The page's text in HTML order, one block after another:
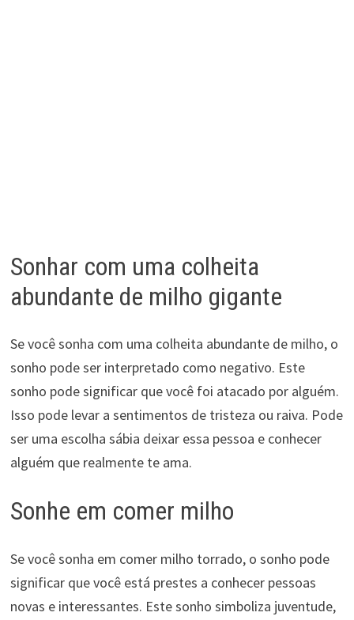
Sonhar com uma colheita
abundante de milho gigante
Se você sonha com uma colheita abundante de milho, o
sonho pode ser interpretado como negativo. Este
sonho pode significar que você foi atacado por alguém.
Isso pode levar a sentimentos de tristeza ou raiva. Pode
ser uma escolha sábia deixar essa pessoa e conhecer
alguém que realmente te ama.
Sonhe em comer milho
Se você sonha em comer milho torrado, o sonho pode
significar que você está prestes a conhecer pessoas
novas e interessantes. Este sonho simboliza juventude,